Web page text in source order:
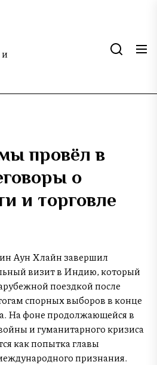
и
провёл в
о
и торговле
Аун Хлайн завершил
визит в Индию, который
поездкой после
спорных выборов в конце
На фоне продолжающейся в
и гуманитарного кризиса
как попытка главы
признания.